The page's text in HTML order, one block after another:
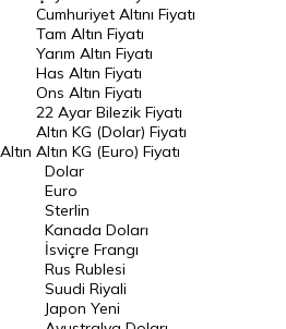
Endeksler
DÖVİZ
Döviz Kuru
Dolar Kuru
Euro Kuru
Pound Kuru
Frank Kuru
Riyal Kuru
Avustralya Doları
Altın
Cumhuriyet Altını Fiyatı
Tam Altın Fiyatı
Yarım Altın Fiyatı
Has Altın Fiyatı
Ons Altın Fiyatı
22 Ayar Bilezik Fiyatı
Altın KG (Dolar) Fiyatı
Altın KG (Euro) Fiyatı
Dolar
Euro
Sterlin
Kanada Doları
İsviçre Frangı
Rus Rublesi
Suudi Riyali
Japon Yeni